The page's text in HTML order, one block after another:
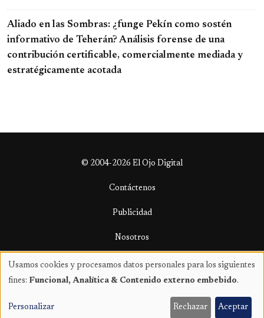
Aliado en las Sombras: ¿funge Pekín como sostén
informativo de Teherán? Análisis forense de una
contribución certificable, comercialmente mediada y
estratégicamente acotada
© 2004-2026 El Ojo Digital
Contáctenos
Publicidad
Nosotros
Términos y condiciones
Uso
datos
Usamos cookies y procesamos datos personales para los siguientes
fines: Funcional, Analítica & Contenido externo embebido.
Personalizar Rechazar Aceptar